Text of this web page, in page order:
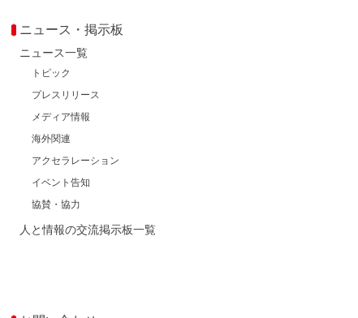
ニュース・掲示板
ニュース一覧
トピック
プレスリリース
メディア情報
海外関連
アクセラレーション
イベント告知
協賛・協力
人と情報の交流掲示板一覧